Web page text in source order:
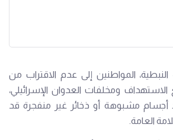
المواطنين إلى عدم الاقتراب من
الاستهداف ومخلفات العدوان الإسرائيلي،
مشبوهة أو ذخائر غير منفجرة قد
العامة.